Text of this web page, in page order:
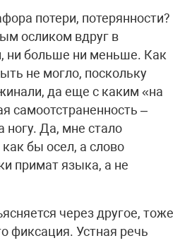
потери, потерянности?
осликом вдруг в
ни больше ни меньше. Как
не могло, поскольку
да еще с каким «на
самоотстраненность –
ногу. Да, мне стало
бы осел, а слово
примат языка, а не
через другое, тоже
фиксация. Устная речь